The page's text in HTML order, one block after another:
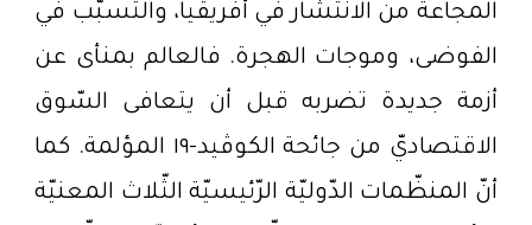
المجاعة من الانتشار في أفريقيا، والتّسبّب في
الفوضى، وموجات الهجرة. فالعالم بمنأى عن
أزمة جديدة تضربه قبل أن يتعافى السّوق
الاقتصاديّ من جائحة الكوڤيد-١٩ المؤلمة. كما
أنّ المنظّمات الدّوليّة الرّئيسيّة الثّلاث المعنيّة